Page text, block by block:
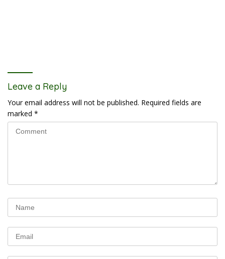
Leave a Reply
Your email address will not be published. Required fields are
marked *